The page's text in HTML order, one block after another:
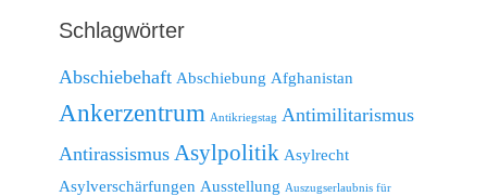
Schlagwörter
Abschiebehaft Abschiebung Afghanistan
Ankerzentrum Antikriegstag Antimilitarismus
Antirassismus Asylpolitik Asylrecht
Asylverschärfungen Ausstellung Auszugserlaubnis für